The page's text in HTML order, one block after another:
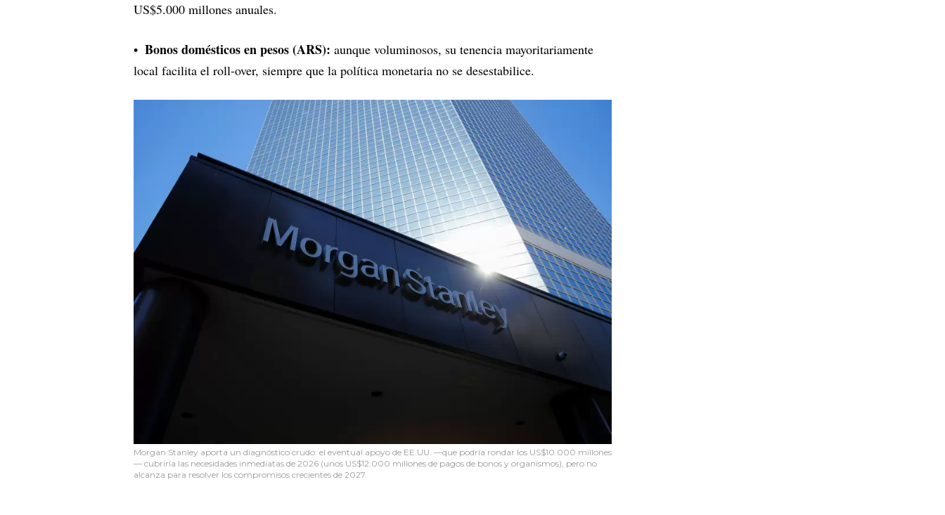
US$5.000 millones anuales.
Bonos domésticos en pesos (ARS): aunque voluminosos, su tenencia mayoritariamente
local facilita el roll-over, siempre que la política monetaria no se desestabilice.
Morgan Stanley aporta un diagnóstico crudo: el eventual apoyo de EE.UU. —que podría rondar los US$10.000 millones
— cubriría las necesidades inmediatas de 2026 (unos US$12.000 millones de pagos de bonos y organismos), pero no
alcanza para resolver los compromisos crecientes de 2027.